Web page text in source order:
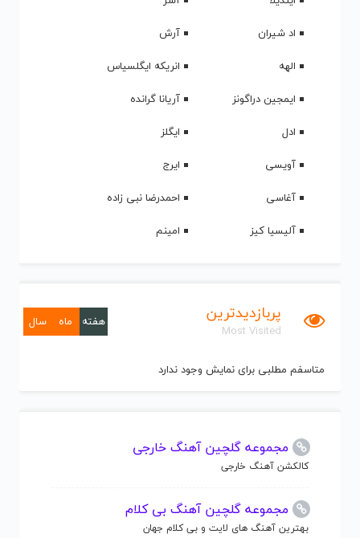
اد شیران
آرش
الهه
انریکه ایگلسیاس
ایمجین دراگونز
آریانا گرانده
ادل
ایگلز
آویسی
ایرج
آغاسی
احمدرضا نبی زاده
آلیسیا کیز
امینم
پربازدیدترین
Most Visited
هفته ماه سال
متاسفم مطلبی برای نمایش وجود ندارد
مجموعه گلچین آهنگ خارجی
کالکشن آهنگ خارجی
مجموعه گلچین آهنگ بی کلام
بهترین آهنگ های لایت و بی کلام جهان